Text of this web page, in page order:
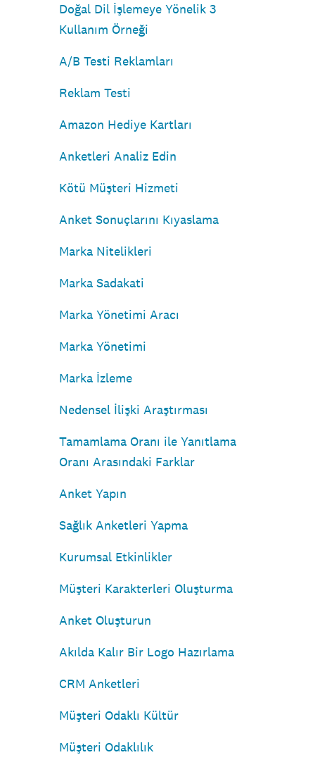
Doğal Dil İşlemeye Yönelik 3
Kullanım Örneği
A/B Testi Reklamları
Reklam Testi
Amazon Hediye Kartları
Anketleri Analiz Edin
Kötü Müşteri Hizmeti
Anket Sonuçlarını Kıyaslama
Marka Nitelikleri
Marka Sadakati
Marka Yönetimi Aracı
Marka Yönetimi
Marka İzleme
Nedensel İlişki Araştırması
Tamamlama Oranı ile Yanıtlama
Oranı Arasındaki Farklar
Anket Yapın
Sağlık Anketleri Yapma
Kurumsal Etkinlikler
Müşteri Karakterleri Oluşturma
Anket Oluşturun
Akılda Kalır Bir Logo Hazırlama
CRM Anketleri
Müşteri Odaklı Kültür
Müşteri Odaklılık